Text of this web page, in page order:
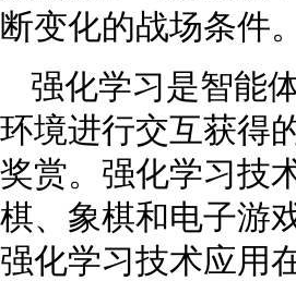
断变化的战场条件。
强化学习是智能
环境进行交互获得
奖赏。强化学习技
棋、象棋和电子游
强化学习技术应用